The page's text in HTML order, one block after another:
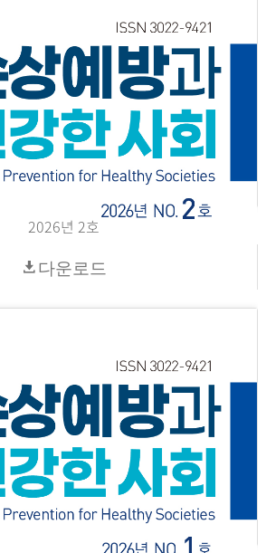
2026년 2호
다운로드